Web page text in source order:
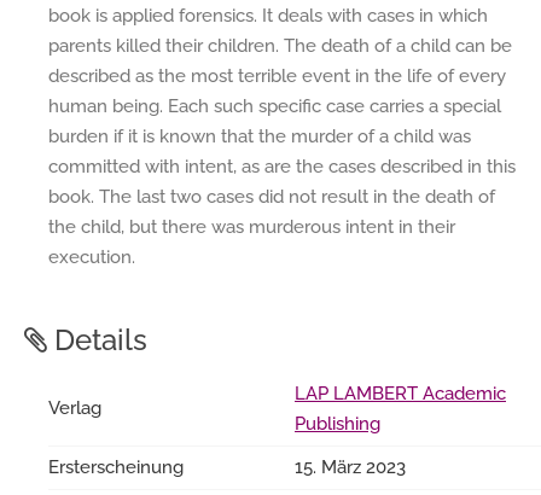
book is applied forensics. It deals with cases in which
parents killed their children. The death of a child can be
described as the most terrible event in the life of every
human being. Each such specific case carries a special
burden if it is known that the murder of a child was
committed with intent, as are the cases described in this
book. The last two cases did not result in the death of
the child, but there was murderous intent in their
execution.
Details
Verlag
LAP LAMBERT Academic
Publishing
Ersterscheinung
15. März 2023